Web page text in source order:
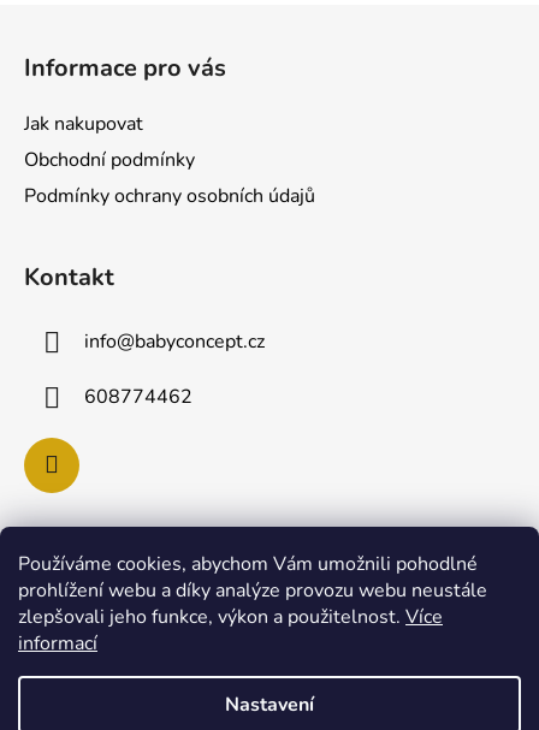
Používáme cookies, abychom Vám umožnili pohodlné
prohlížení webu a díky analýze provozu webu neustále
zlepšovali jeho funkce, výkon a použitelnost. Více
informací
Nastavení
Informace pro vás
Jak nakupovat
Obchodní podmínky
Podmínky ochrany osobních údajů
Kontakt
info@babyconcept.cz
608774462
Poslední hodnocení produktů
Hodnocení produktu je 5 z 5 hvězdiček.